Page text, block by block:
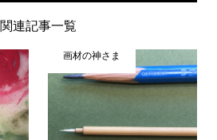
関連記事一覧
画材の神さま